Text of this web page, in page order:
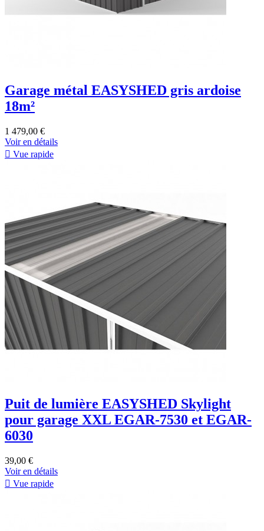
Garage métal EASYSHED gris ardoise
18m²
1 479,00 €
Voir en détails
 Vue rapide
Puit de lumière EASYSHED Skylight
pour garage XXL EGAR-7530 et EGAR-
6030
39,00 €
Voir en détails
 Vue rapide